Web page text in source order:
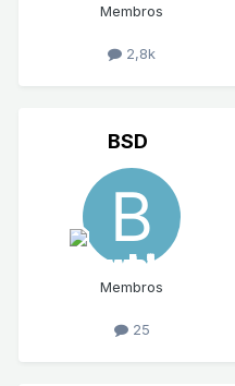
Membros
2,8k
BSD
Membros
25